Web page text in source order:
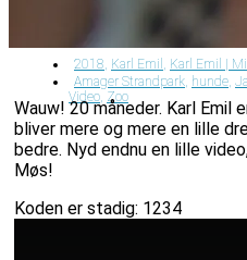
2018, Karl Emil , Karl Emil |
Amager Strandpark, hunde,
Video, Zoo
Wauw! 20 måneder. Karl Emil
bliver mere og mere en lille
bedre. Nyd endnu en lille
Møs!
Koden er stadig: 1234